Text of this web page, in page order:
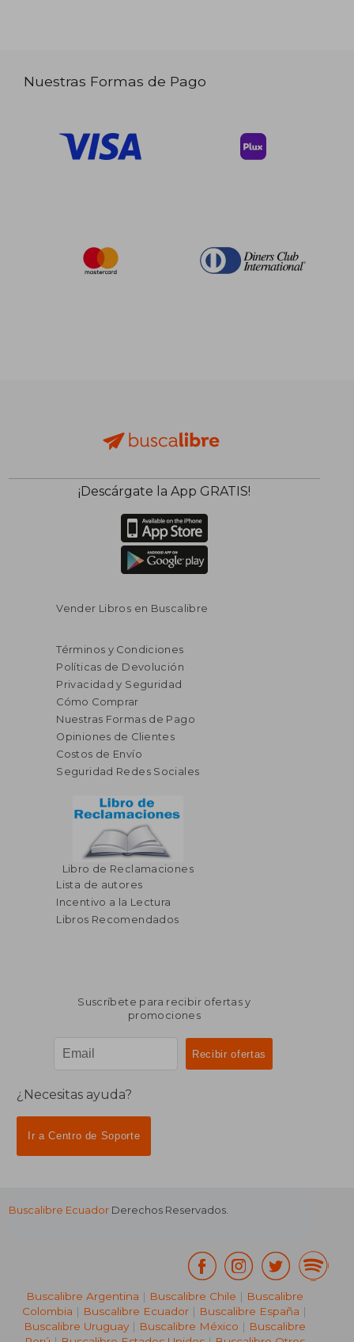
Nuestras Formas de Pago
¡Descárgate la App GRATIS!
Vender Libros en Buscalibre
Términos y Condiciones
Políticas de Devolución
Privacidad y Seguridad
Cómo Comprar
Nuestras Formas de Pago
Opiniones de Clientes
Costos de Envío
Seguridad Redes Sociales
Libro de Reclamaciones
Lista de autores
Incentivo a la Lectura
Libros Recomendados
Suscríbete para recibir ofertas y
promociones
¿Necesitas ayuda?
Ir a Centro de Soporte
Buscalibre Ecuador Derechos Reservados.
Buscalibre Argentina | Buscalibre Chile | Buscalibre
Colombia | Buscalibre Ecuador | Buscalibre España |
Buscalibre Uruguay| Buscalibre México | Buscalibre